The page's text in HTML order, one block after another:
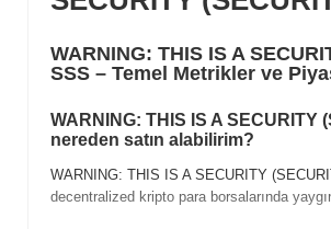
WARNING: THIS IS A
SSS – Temel Metrikler ve
WARNING: THIS IS A SECURITY
nereden satın alabilirim?
WARNING: THIS IS A SECURITY
decentralized kripto para borsalarında